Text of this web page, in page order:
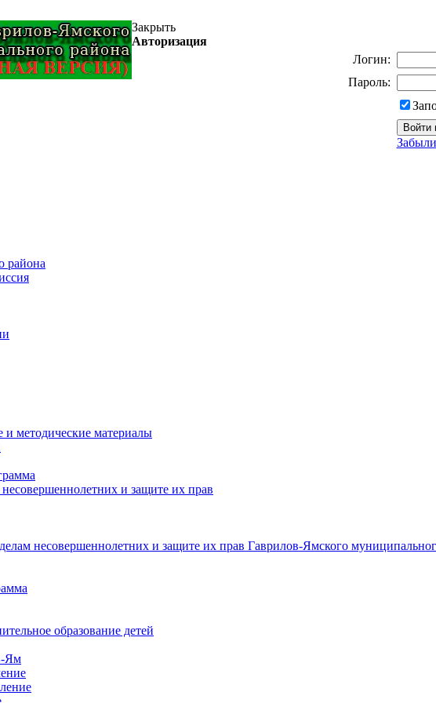
Закрыть
Авторизация
Логин:
Пароль:
района
методические материалы
и защите их прав
несовершеннолетних и защите их прав Гаврилов-Ямского
образование детей
Ям